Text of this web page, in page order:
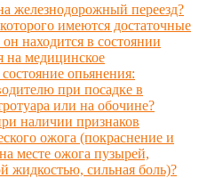
железнодорожный переезд?
имеются достаточные
находится в состоянии
на медицинское
опьянения:
при посадке в
или на обочине?
наличии признаков
ожога (покраснение и
месте ожога пузырей,
жидкостью, сильная боль)?